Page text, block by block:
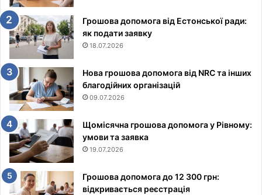
Грошова допомога від Естонської ради:
як подати заявку
18.07.2026
Нова грошова допомога від NRC та інших
благодійних організацій
09.07.2026
Щомісячна грошова допомога у Рівному:
умови та заявка
19.07.2026
Грошова допомога до 12 300 грн:
відкривається реєстрація